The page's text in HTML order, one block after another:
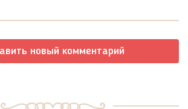
новый комментарий